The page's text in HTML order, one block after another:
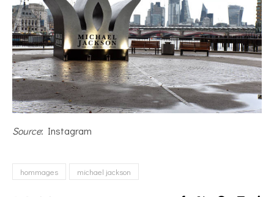
Source: Instagram
hommages michael jackson